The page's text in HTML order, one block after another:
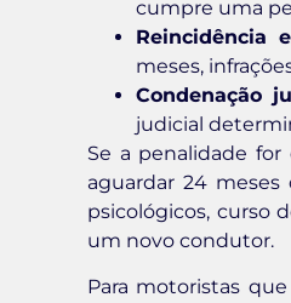
cumpre uma
Reincidência
meses,
Condenação
judicial
Se a penalidade
aguardar 24 meses
psicológicos, curso
um novo condutor.
Para motoristas